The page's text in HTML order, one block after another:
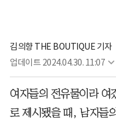
김의향 THE BOUTIQUE 기자
업데이트 2024.04.30. 11:07
여자들의 전유물이라 여
로 제시됐을 때, 남자들